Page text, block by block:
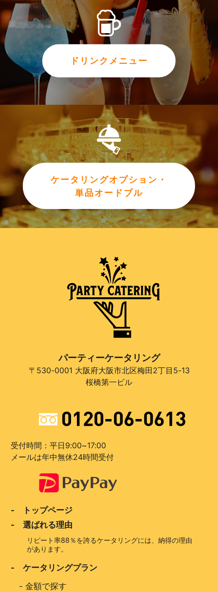
ドリンクメニュー
ケータリングオプション・
単品オードブル
パーティーケータリング
〒530-0001 大阪府大阪市北区梅田2丁目5-13
桜橋第一ビル
受付時間：平日9:00~17:00
メールは年中無休24時間受付
- トップページ
- 選ばれる理由
リピート率88％を誇るケータリングには、納得の理由
があります。
- ケータリングプラン
-金額で探す